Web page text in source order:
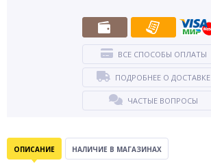
ВСЕ СПОСОБЫ ОПЛАТЫ
ПОДРОБНЕЕ О ДОСТАВКЕ
ЧАСТЫЕ ВОПРОСЫ
ОПИСАНИЕ НАЛИЧИЕ В МАГАЗИНАХ